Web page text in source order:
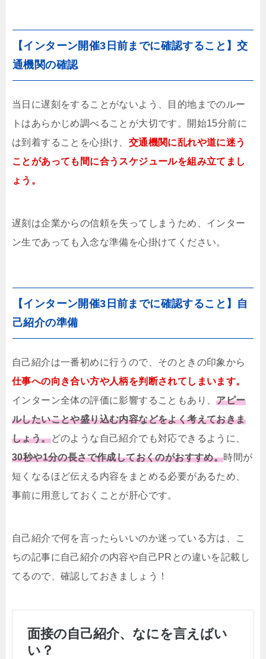
【インターン開催3日前までに確認すること】交
通機関の確認
当日に遅刻をすることがないよう、目的地までのルー
トはあらかじめ調べることが大切です。開始15分前に
は到着することを心掛け、 交通機関に乱れや道に迷う
ことがあっても間に合うスケジュールを組み立てまし
ょう。
遅刻は企業からの信頼を失ってしまうため、インター
ン生であっても入念な準備を心掛けてください。
【インターン開催3日前までに確認すること】自
己紹介の準備
自己紹介は一番初めに行うので、そのときの印象から
仕事への向き合い方や人柄を判断されてしまいます。
インターン全体の評価に影響することもあり、アピー
ルしたいことや盛り込む内容などをよく考えておきま
しょう。どのような自己紹介でも対応できるように、
30秒や1分の長さで作成しておくのがおすすめ。時間が
短くなるほど伝える内容をまとめる必要があるため、
事前に用意しておくことが肝心です。
自己紹介で何を言ったらいいのか迷っている方は、こ
ちの記事に自己紹介の内容や自己PRとの違いを記載し
てるので、確認しておきましょう！